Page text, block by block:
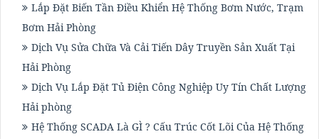
Lắp Đặt Biến Tần Điều Khiển Hệ Thống Bơm Nước, Trạm
Bơm Hải Phòng
Dịch Vụ Sửa Chữa Và Cải Tiến Dây Truyền Sản Xuất Tại
Hải Phòng
Dịch Vụ Lắp Đặt Tủ Điện Công Nghiệp Uy Tín Chất Lượng
Hải phòng
Hệ Thống SCADA Là GÌ ? Cấu Trúc Cốt Lõi Của Hệ Thống